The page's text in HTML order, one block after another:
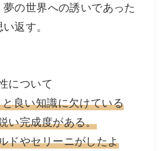
の世界への誘いであった
返す。
について
と良い知識に欠けている
い完成度がある。
ドやセリーニがしたよ